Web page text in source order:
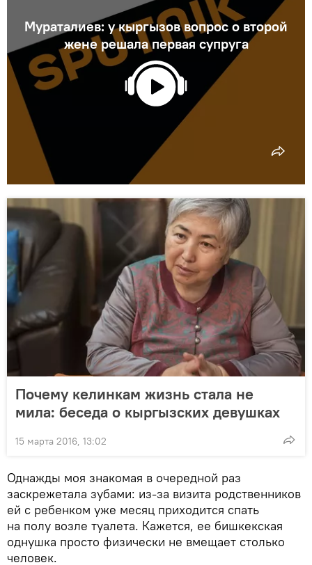
Мураталиев: у кыргызов вопрос о второй
жене решала первая супруга
Почему келинкам жизнь стала не
мила: беседа о кыргызских девушках
15 марта 2016, 13:02
Однажды моя знакомая в очередной раз
заскрежетала зубами: из-за визита родственников
ей с ребенком уже месяц приходится спать
на полу возле туалета. Кажется, ее бишкекская
однушка просто физически не вмещает столько
человек.